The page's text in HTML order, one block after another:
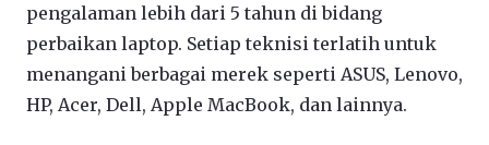
pengalaman lebih dari 5 tahun di bidang
perbaikan laptop. Setiap teknisi terlatih untuk
menangani berbagai merek seperti ASUS, Lenovo,
HP, Acer, Dell, Apple MacBook, dan lainnya.